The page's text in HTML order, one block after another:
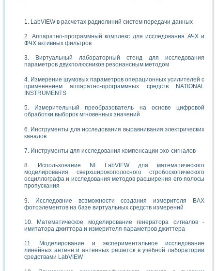
LabVIEW в расчетах радиолиний систем передачи данных
Аппаратно-программный комплекс для исследования АЧХ и
ФЧХ активных фильтров
Виртуальный лабораторный стенд для исследования
параметров двухполюсников резонансным методом
Измерение шумовых параметров операционных усилителей с
применением аппаратно-программных средств NATIONAL
INSTRUMENTS
Измерительный преобразователь на основе цифровой
обработки выборок мгновенных значений
Инструменты для исследования выравнивания электрических
каналов
Инструменты для исследования компенсации эхо-сигналов
Использование NI LabVIEW для математического
моделирования сверхширокополосного стробоскопического
осциллографа и исследования методов расширения его полосы
пропускания
Исследовние возможности создания измерителя ВАХ
фотоэлементов на базе виртуальных средств измерений
Математическое моделирование генератора сигналов -
имитатора джиттера и измерителя параметров джиттера
Моделирование и экспериментальное исследование
линейных антенн и антенных решеток в учебной лаборатории
средствами LabVIEW